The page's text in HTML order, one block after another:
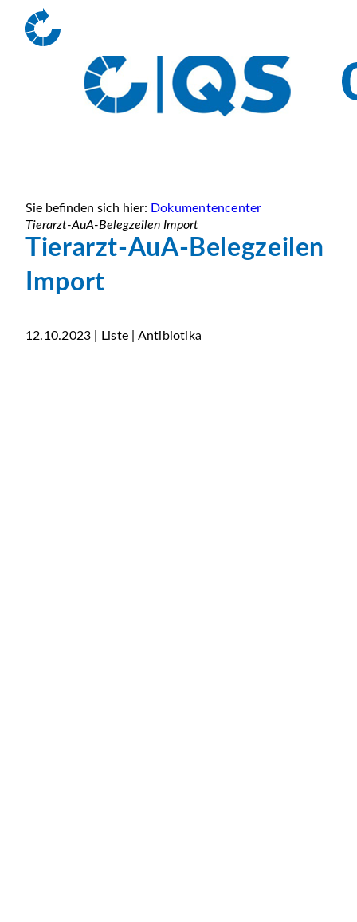
Sie befinden sich hier: Dokumentencenter
Tierarzt-AuA-Belegzeilen Import
Tierarzt-AuA-Belegzeilen
Import
12.10.2023 | Liste | Antibiotika